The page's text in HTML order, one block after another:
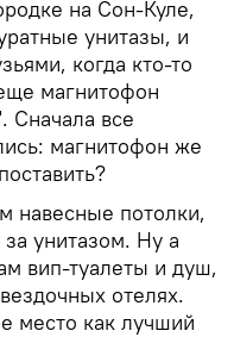
на Сон-Куле,
унитазы, и
когда кто-то
магнитофон
Сначала все
магнитофон же
навесные потолки,
унитазом. Ну а
вип-туалеты и душ,
отелях.
место как лучший